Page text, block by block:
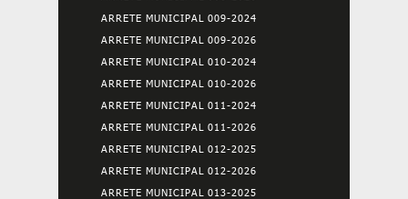
ARRETE MUNICIPAL 009-2024
ARRETE MUNICIPAL 009-2026
ARRETE MUNICIPAL 010-2024
ARRETE MUNICIPAL 010-2026
ARRETE MUNICIPAL 011-2024
ARRETE MUNICIPAL 011-2026
ARRETE MUNICIPAL 012-2025
ARRETE MUNICIPAL 012-2026
ARRETE MUNICIPAL 013-2025